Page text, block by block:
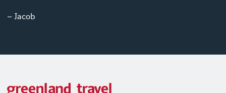
– Jacob